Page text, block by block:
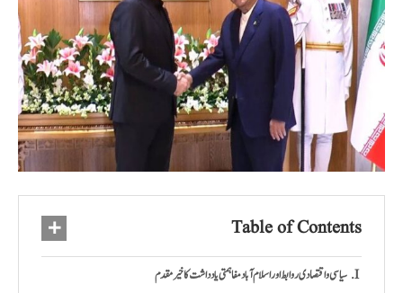
Table of Contents
سیاسی و اقتصادی روابط اور اسلام آباد مفاہمتی یادداشت کا خیرمقدم